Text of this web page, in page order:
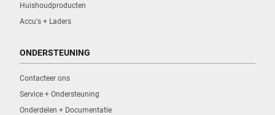
Huishoudproducten
Accu's + Laders
ONDERSTEUNING
Contacteer ons
Service + Ondersteuning
Onderdelen + Documentatie